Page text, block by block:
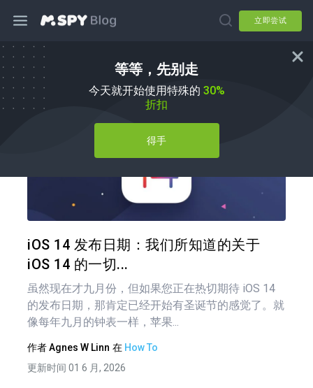
立即尝试
等等，先别走
今天就开始使用特殊的 30%
折扣
得手
如何
iOS 14 发布日期：我们所知道的关于
iOS 14 的一切...
虽然现在才九月份，但如果您正在热切期待 iOS 14
的发布日期，那肯定已经开始有圣诞节的感觉了。就
像每年九月的钟表一样，苹果...
作者Agnes W Linn 在 How To
更新时间 01 6 月, 2026